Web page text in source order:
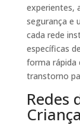
experientes,
segurança e
cada rede
específicas
forma rápida
transtorno
Redes